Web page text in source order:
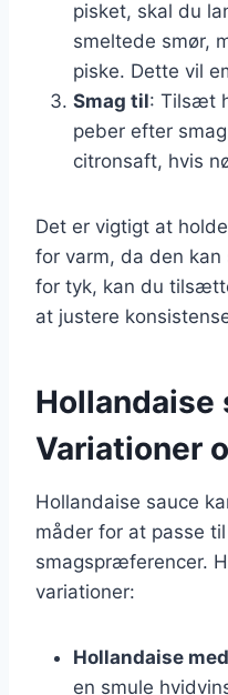
pisket, skal du
smeltede smør,
piske. Dette vil
Smag til: Tilsæt
peber efter
citronsaft, hvis
Det er vigtigt at
for varm, da den kan
for tyk, kan du
at justere
Hollandaise
Variationer
Hollandaise sauce
måder for at passe
smagspræferencer.
variationer:
Hollandaise
en smule